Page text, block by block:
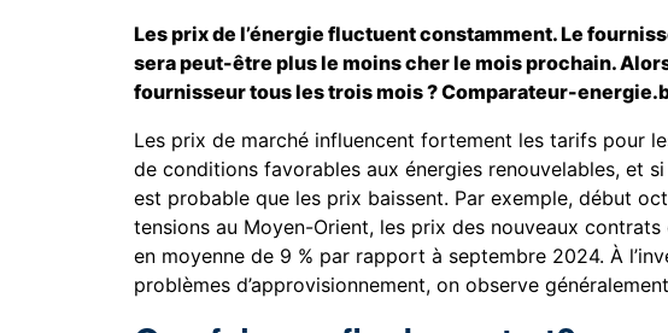
Les prix de l’énergie fluctuent constamment. Le
sera peut-être plus le moins cher le mois prochain.
fournisseur tous les trois mois ? Comparateur-
Les prix de marché influencent fortement les tarifs pour
de conditions favorables aux énergies renouvelables, et
est probable que les prix baissent. Par exemple, début
tensions au Moyen-Orient, les prix des nouveaux
en moyenne de 9 % par rapport à septembre 2024. À
problèmes d’approvisionnement, on observe